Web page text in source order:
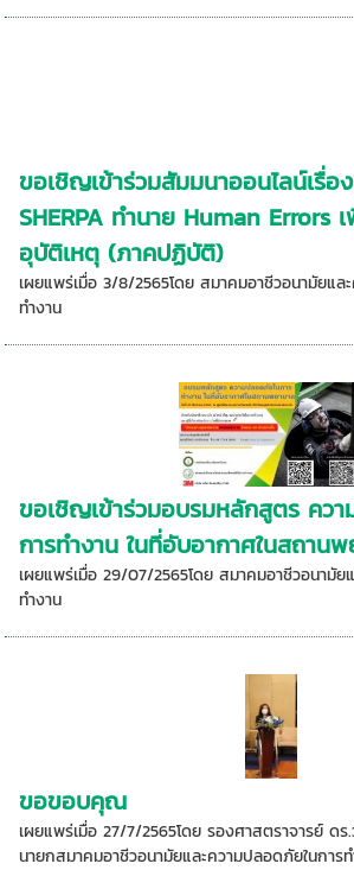
ขอเชิญเข้าร่วมสัมมนาออนไลน์เรื่อ
SHERPA ทำนาย Human Errors
อุบัติเหตุ (ภาคปฏิบัติ)
เผยแพร่เมื่อ 3/8/2565โดย สมาคมอาชีวอนามัยแล
ทำงาน
ขอเชิญเข้าร่วมอบรมหลักสูตร คว
การทำงาน ในที่อับอากาศในสถาน
เผยแพร่เมื่อ 29/07/2565โดย สมาคมอาชีวอนามัย
ทำงาน
ขอขอบคุณ
เผยแพร่เมื่อ 27/7/2565โดย รองศาสตราจารย์ ด
นายกสมาคมอาชีวอนามัยและความปลอดภัยในการ